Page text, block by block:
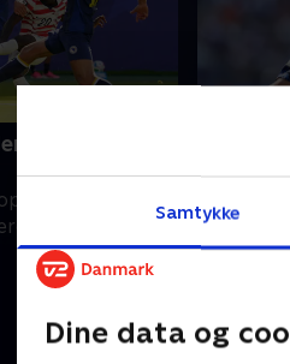
Samtykke
Dine data og
mellem
Se eller
Frankrig
30. juni